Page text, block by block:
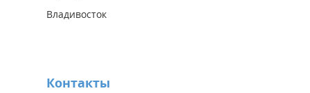
Владивосток
Контакты